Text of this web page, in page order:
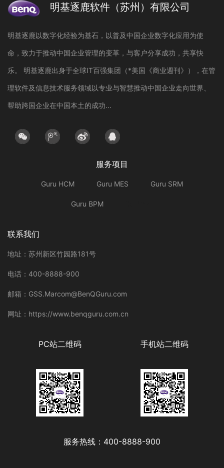
明基逐鹿软件（苏州）有限公司
明基逐鹿以数字化经验为基石，以普及中国企业数字化应用为使
命，致力于推动中国企业管理的变革，与客户分享成功，共享快
乐。 明基逐鹿出身于全球IT百强集团（*美国《商业週刊》），在管
理软件及信息技术服务领域以专业与智慧推动中国企业走向世界、
帮助跨国企业在中国本土的成功...
服务项目
Guru HCM Guru MES Guru SRM
Guru BPM
联系我们
地址：苏州新区竹园路181号
电话：400-8888-900
邮箱：GSS.Marcom@BenQGuru.com
网址：https://www.benqguru.com.cn
PC站二维码 手机站二维码
服务热线：400-8888-900